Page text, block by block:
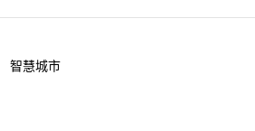
智慧城市